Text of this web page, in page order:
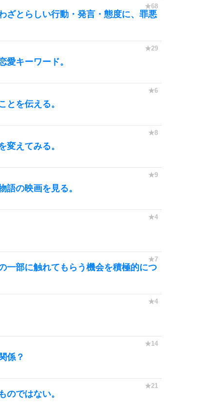
ざとらしい行動・発言・態度に、罪悪
愛キーワード。
とを伝える。
変えてみる。
語の映画を見る。
一部に触れてもらう機会を積極的につ
係？
のではない。